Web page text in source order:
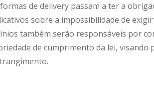
de delivery passam a ter a
sobre a impossibilidade de
também serão responsáveis por
de cumprimento da lei,